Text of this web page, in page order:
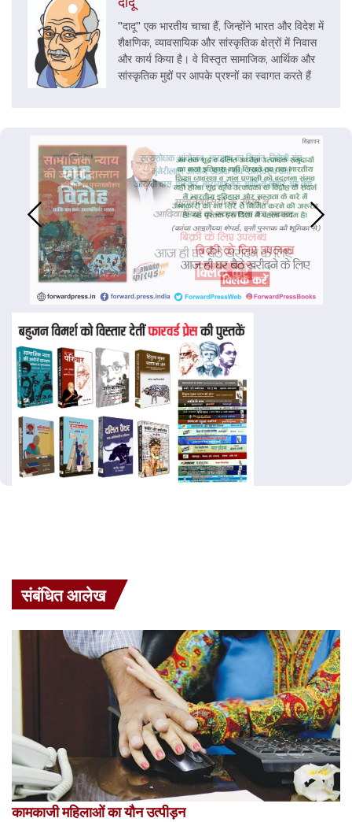
''दादू'' एक भारतीय चाचा हैं, जिन्‍होंने भारत और विदेश में
शैक्षणिक, व्‍यावसायिक और सांस्‍कृतिक क्षेत्रों में निवास
और कार्य किया है। वे विस्‍तृत सामाजिक, आर्थिक और
सांस्‍कृतिक मुद्दों पर आपके प्रश्‍नों का स्‍वागत करते हैं
संबंधित आलेख
कामकाजी महिलाओं का यौन उत्पीड़न